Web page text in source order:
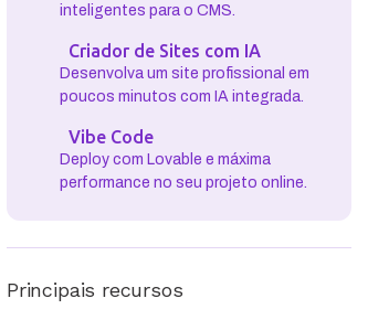
inteligentes para o CMS.
Criador de Sites com IA
Desenvolva um site profissional em
poucos minutos com IA integrada.
Vibe Code
Deploy com Lovable e máxima
performance no seu projeto online.
Principais recursos